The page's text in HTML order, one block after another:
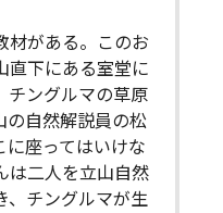
材がある。このお
直下にある室堂に
チングルマの草原
の自然解説員の松
に座ってはいけな
は二人を立山自然
、チングルマが生